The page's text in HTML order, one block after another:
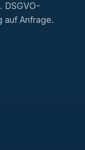
DSGVO-
auf Anfrage.